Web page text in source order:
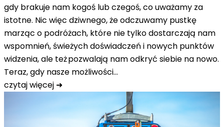
gdy brakuje nam kogoś lub czegoś, co uważamy za
istotne. Nic więc dziwnego, że odczuwamy pustkę
marząc o podróżach, które nie tylko dostarczają nam
wspomnień, świeżych doświadczeń i nowych punktów
widzenia, ale też pozwalają nam odkryć siebie na nowo.
Teraz, gdy nasze możliwości…
czytaj więcej ➜